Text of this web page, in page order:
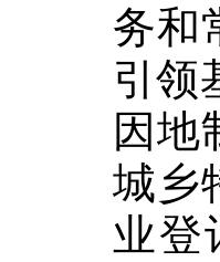
务和
引领
因地
城乡
业登